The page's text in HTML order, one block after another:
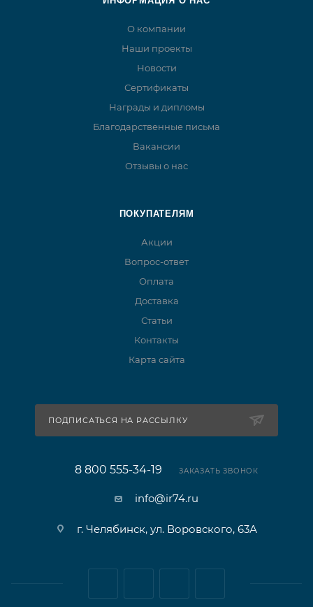
О компании
Наши проекты
Новости
Сертификаты
Награды и дипломы
Благодарственные письма
Вакансии
Отзывы о нас
ПОКУПАТЕЛЯМ
Акции
Вопрос-ответ
Оплата
Доставка
Статьи
Контакты
Карта сайта
ПОДПИСАТЬСЯ НА РАССЫЛКУ
8 800 555-34-19 ЗАКАЗАТЬ ЗВОНОК
info@ir74.ru
г. Челябинск, ул. Воровского, 63А